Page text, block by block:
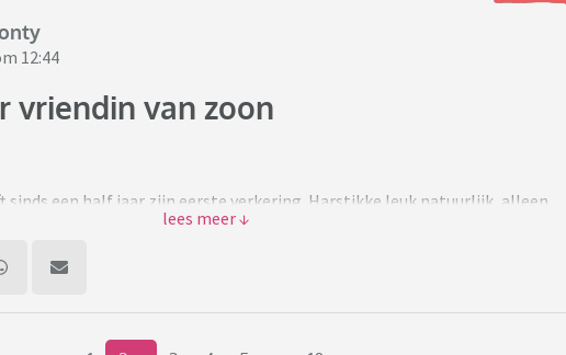
12:44
vriendin van zoon
sinds een half jaar zijn eerste verkering. Harstikke leuk natuurlijk, alleen
te hebben gemaakt om mij te pesten. Ik weet dat ik heel paranoïde en
zouden ontmoeten hadden wij haar uitgenodigd om bij ons avond te